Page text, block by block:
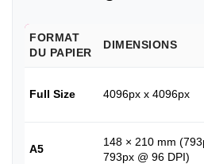
FORMAT
DU PAPIER
DIMENSIONS
Full Size 4096px x 4096px
A5
148 × 210 mm
793px @ 96 DPI)